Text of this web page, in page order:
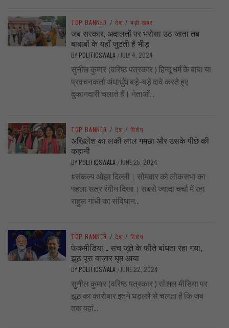
TOP BANNER / देश / बड़ी खबर
जब सरकार, अदालतों पर भरोसा उठ जाता तब
बाबाबों के यहाँ जुटती है भीड़
BY POLITICSWALA / JULY 4, 2024
सुनील कुमार (वरिष्ठ पत्रकार ) हिन्दू धर्म के बाबा या
प्रवचनकर्ता अंधाधुंध बड़े-बड़े दावे करते हुए
दुकानदारी चलाते हैं। नेताओं...
TOP BANNER / देश / विशेष
अखिलेश का लकी लाल गमछा और उसके पीछे की
कहानी
BY POLITICSWALA / JUNE 25, 2024
#संकल्प ओझा दिल्ली। सोमवार को लोकसभा का
पहला सत्र रंगीन दिखा। सबसे ज्यादा चर्चा में रहा
राहुल गांधी का संविधान...
TOP BANNER / देश / विशेष
फेकमीडिया .. सच जूते के फीते बांधता रहा गया,
झूठ पूरा बाज़ार घूम आया
BY POLITICSWALA / JUNE 22, 2024
सुनील कुमार (वरिष्ठ पत्रकार ) सोशल मीडिया पर
झूठ का कारोबार इतने धड़ल्ले से चलता है कि जब
तक वहां...